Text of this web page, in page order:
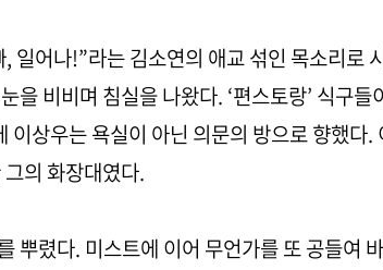
일어나!”라는 김소연의 애교 섞인 목소리로
을 비비며 침실을 나왔다. ‘편스토랑’ 식구들
이상우는 욕실이 아닌 의문의 방으로 향했다.
의 화장대였다.
뿌렸다. 미스트에 이어 무언가를 또 공들여